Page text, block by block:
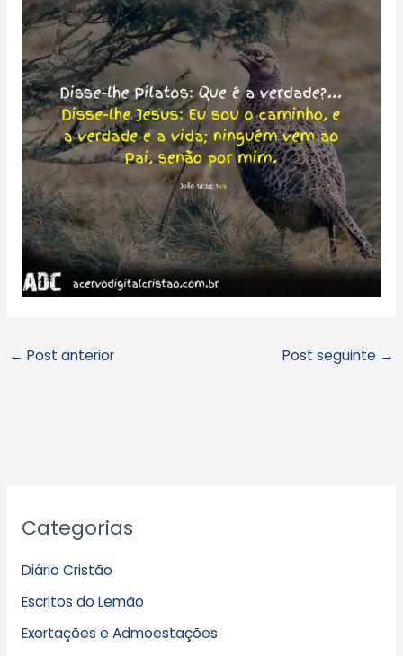
← Post anterior Post seguinte →
Categorias
Diário Cristão
Escritos do Lemão
Exortações e Admoestações
r
i
v